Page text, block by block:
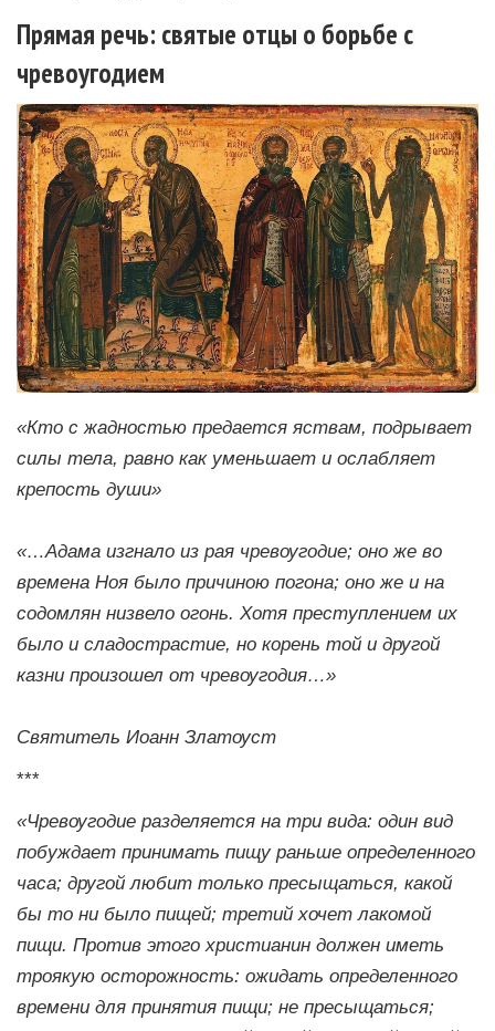
Прямая речь: святые отцы о борьбе с
чревоугодием
«Кто с жадностью предается яствам, подрывает
силы тела, равно как уменьшает и ослабляет
крепость души»
«…Адама изгнало из рая чревоугодие; оно же во
времена Ноя было причиною погона; оно же и на
содомлян низвело огонь. Хотя преступлением их
было и сладострастие, но корень той и другой
казни произошел от чревоугодия…»
Святитель Иоанн Златоуст
***
«Чревоугодие разделяется на три вида: один вид
побуждает принимать пищу раньше определенного
часа; другой любит только пресыщаться, какой
бы то ни было пищей; третий хочет лакомой
пищи. Против этого христианин должен иметь
троякую осторожность: ожидать определенного
времени для принятия пищи; не пресыщаться;